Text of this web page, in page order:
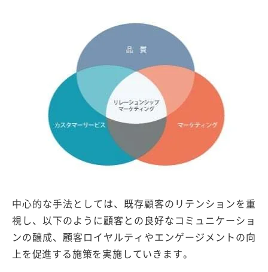
中心的な手法としては、既存顧客のリテンションを重
視し、以下のように顧客との良好なコミュニケーショ
ンの醸成、顧客ロイヤルティやエンゲージメントの向
上を促進する施策を実施していきます。